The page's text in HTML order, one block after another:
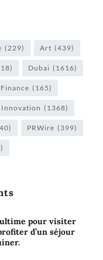
(229) Art (439)
Dubai (1616)
Finance (165)
Innovation (1368)
PRWire (399)
pour visiter
d’un séjour